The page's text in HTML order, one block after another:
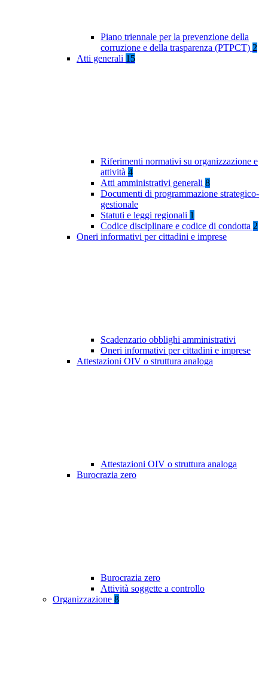
Piano triennale per la prevenzione della
corruzione e della trasparenza (PTPCT) 2
Atti generali 15
Riferimenti normativi su organizzazione e
attività 4
Atti amministrativi generali 8
Documenti di programmazione strategico-
gestionale
Statuti e leggi regionali 1
Codice disciplinare e codice di condotta 2
Oneri informativi per cittadini e imprese
Scadenzario obblighi amministrativi
Oneri informativi per cittadini e imprese
Attestazioni OIV o struttura analoga
Attestazioni OIV o struttura analoga
Burocrazia zero
Burocrazia zero
Attività soggette a controllo
Organizzazione 8